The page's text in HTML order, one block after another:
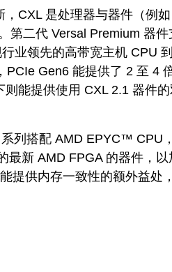
CXL 是处理器与器件（例
第二代 Versal Premium 器
业领先的高带宽主机 CPU
PCIe Gen6 能提供了 2 至 4
能提供使用 CXL 2.1 器件
列搭配 AMD EPYC™ CPU
最新 AMD FPGA 的器件，以
提供内存一致性的额外益处